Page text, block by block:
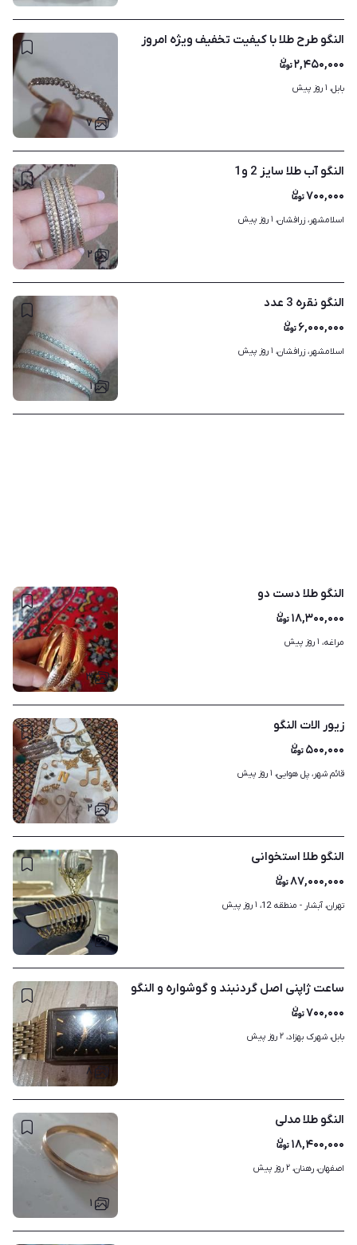
۷
النگو طرح طلا با کیفیت تخفیف ویژه امروز
۲,۴۵۰,۰۰۰
بابل، ۱ روز پیش
۲
النگو آب طلا سایز 2 و1
۷۰۰,۰۰۰
اسلامشهر، زرافشان، ۱ روز پیش
۱
النگو نقره 3 عدد
۶,۰۰۰,۰۰۰
اسلامشهر، زرافشان، ۱ روز پیش
۳
النگو طلا دست دو
۱۸,۳۰۰,۰۰۰
مراغه، ۱ روز پیش
۲
زیور الات النگو
۵۰۰,۰۰۰
قائم شهر، پل هوایی، ۱ روز پیش
۱
النگو طلا استخوانی
۸۷,۰۰۰,۰۰۰
تهران، آبشار - منطقه 12، ۱ روز پیش
۸
ساعت ژاپنی اصل گردنبند و گوشواره و النگو
۷۰۰,۰۰۰
بابل، شهرک بهزاد، ۲ روز پیش
۱
النگو طلا مدلی
۱۸,۴۰۰,۰۰۰
اصفهان، رهنان، ۲ روز پیش